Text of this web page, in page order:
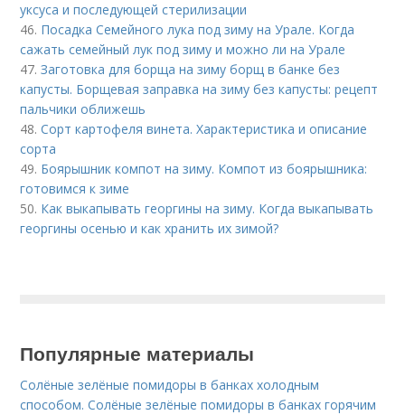
уксуса и последующей стерилизации
46. Посадка Семейного лука под зиму на Урале. Когда
сажать семейный лук под зиму и можно ли на Урале
47.Заготовка для борща на зиму борщ в банке без
капусты. Борщевая заправка на зиму без капусты: рецепт
пальчики оближешь
48.Сорт картофеля винета. Характеристика и описание
сорта
49. Боярышник компот на зиму. Компот из боярышника:
готовимся к зиме
50. Как выкапывать георгины на зиму. Когда выкапывать
георгины осенью и как хранить их зимой?
Популярные материалы
Солёные зелёные помидоры в банках холодным
способом. Солёные зелёные помидоры в банках горячим